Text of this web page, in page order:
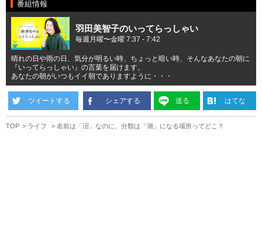
番組情報
羽田美智子のいってらっしゃい
毎週月曜〜金曜 7:37 - 7:42
晴れの日や雨の日、気分が明るい時、ちょっと暗い時、そんなあなたの朝に
『いってらっしゃい』の言葉を届けます。
あなたの朝がいつもイイ朝でありますように・・・
ツイートする シェアする 送る はてな
TOP ライフ 名前は「沼」なのに、分類は「湖」になる場所ってどこ？